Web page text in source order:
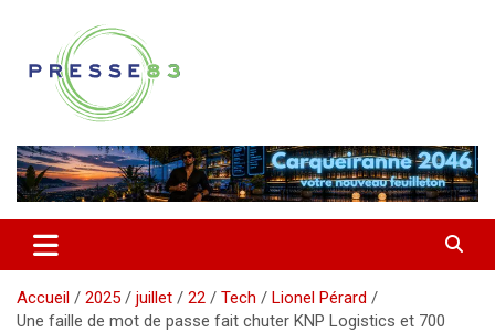
contenu
Presse 83
Accueil 2025 juillet 22 Tech
Lionel Pérard
Une faille de mot de passe fait chuter KNP Logistics et 700